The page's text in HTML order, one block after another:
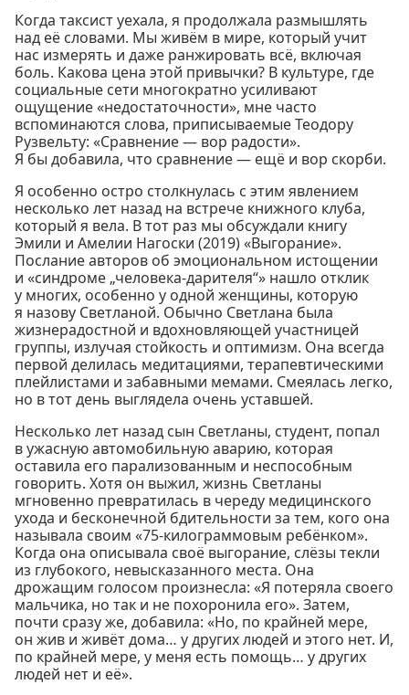
Когда таксист уехала, я продолжала размышлять
над её словами. Мы живём в мире, который учит
нас измерять и даже ранжировать всё, включая
боль. Какова цена этой привычки? В культуре, где
социальные сети многократно усиливают
ощущение «недостаточности», мне часто
вспоминаются слова, приписываемые Теодору
Рузвельту: «Сравнение — вор радости».
Я бы добавила, что сравнение — ещё и вор скорби.
Я особенно остро столкнулась с этим явлением
несколько лет назад на встрече книжного клуба,
который я вела. В тот раз мы обсуждали книгу
Эмили и Амелии Нагоски (2019) «Выгорание».
Послание авторов об эмоциональном истощении
и «синдроме „человека-дарителя“» нашло отклик
у многих, особенно у одной женщины, которую
я назову Светланой. Обычно Светлана была
жизнерадостной и вдохновляющей участницей
группы, излучая стойкость и оптимизм. Она всегда
первой делилась медитациями, терапевтическими
плейлистами и забавными мемами. Смеялась легко,
но в тот день выглядела очень уставшей.
Несколько лет назад сын Светланы, студент, попал
в ужасную автомобильную аварию, которая
оставила его парализованным и неспособным
говорить. Хотя он выжил, жизнь Светланы
мгновенно превратилась в череду медицинского
ухода и бесконечной бдительности за тем, кого она
называла своим «75-килограммовым ребёнком».
Когда она описывала своё выгорание, слёзы текли
из глубокого, невысказанного места. Она
дрожащим голосом произнесла: «Я потеряла своего
мальчика, но так и не похоронила его». Затем,
почти сразу же, добавила: «Но, по крайней мере,
он жив и живёт дома… у других людей и этого нет. И,
по крайней мере, у меня есть помощь… у других
людей нет и её».